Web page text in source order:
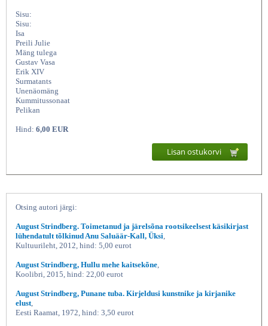
Valitud näidendid, August Strindberg,
Sisu:
Sisu:
Isa
Preili Julie
Mäng tulega
Gustav Vasa
Erik XIV
Surmatants
Unenäomäng
Kummitussonaat
Pelikan
Hind: 6,00 EUR
Lisan ostukorvi
Otsing autori järgi:
August Strindberg. Toimetanud ja järelsõna rootsikeelsest käsikirjast
lühendatult tõlkinud Anu Saluäär-Kall, Üksi
Kultuurileht, 2012, hind: 5,00 eurot
August Strindberg, Hullu mehe kaitsekõne
Koolibri, 2015, hind: 22,00 eurot
August Strindberg, Punane tuba. Kirjeldusi kunstnike ja kirjanike
elust
Eesti Raamat, 1972, hind: 3,50 eurot